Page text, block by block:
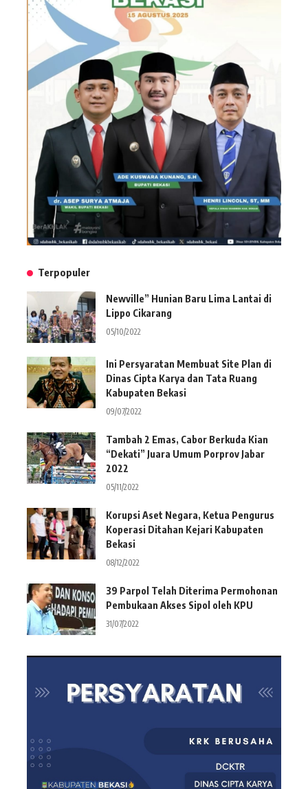
Terpopuler
Newville” Hunian Baru Lima Lantai di
Lippo Cikarang
05/10/2022
Ini Persyaratan Membuat Site Plan di
Dinas Cipta Karya dan Tata Ruang
Kabupaten Bekasi
09/07/2022
Tambah 2 Emas, Cabor Berkuda Kian
“Dekati” Juara Umum Porprov Jabar
2022
05/11/2022
Korupsi Aset Negara, Ketua Pengurus
Koperasi Ditahan Kejari Kabupaten
Bekasi
08/12/2022
39 Parpol Telah Diterima Permohonan
Pembukaan Akses Sipol oleh KPU
31/07/2022